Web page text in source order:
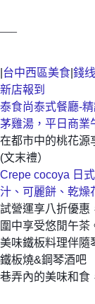
—–
台中西區美食 錢
新店報到
泰食尚泰式餐廳-
茅雞湯，平日商業
在都市中的桃花源
(文末禮）
Crepe cocoya 日
汁、可麗餅、乾燥
試營運享八折優惠
圍中享受悠閒午茶
美味鐵板料理伴隨
鐵板燒&鋼琴酒吧
巷弄內的美味和食